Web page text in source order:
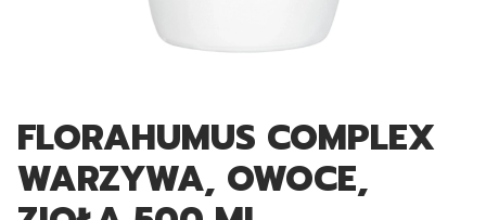
FLORAHUMUS COMPLEX
WARZYWA, OWOCE,